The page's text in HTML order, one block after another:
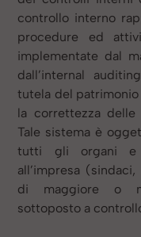
controllo interno
procedure ed
implementate dal
dall’internal
tutela del
la correttezza delle
Tale sistema è
tutti gli organi e
all’impresa
di maggiore o
sottoposto a